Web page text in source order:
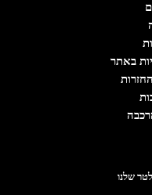
באתר
שלנו